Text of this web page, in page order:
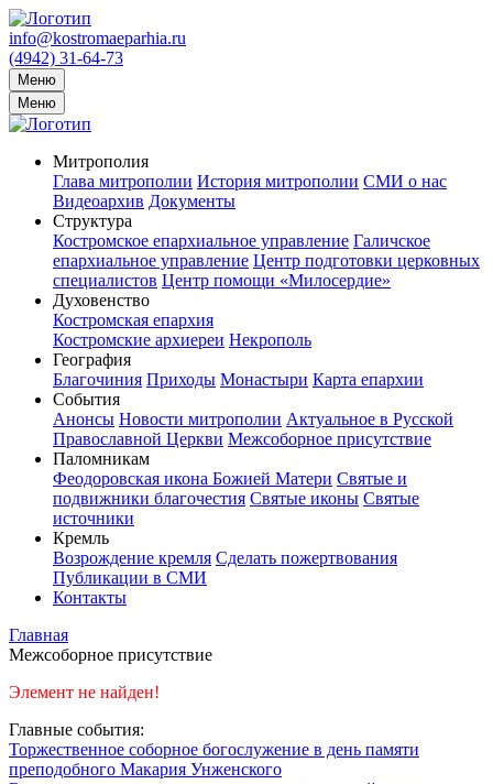
info@kostromaeparhia.ru
(4942) 31-64-73
Меню
Меню
Митрополия
Глава митрополии История митрополии СМИ о нас
Видеоархив Документы
Структура
Костромское епархиальное управление Галичское
епархиальное управление Центр подготовки церковных
специалистов Центр помощи «Милосердие»
Духовенство
Костромская епархия
Костромские архиереи Некрополь
География
Благочиния Приходы Монастыри Карта епархии
События
Анонсы Новости митрополии Актуальное в Русской
Православной Церкви Межсоборное присутствие
Паломникам
Феодоровская икона Божией Матери Святые и
подвижники благочестия Святые иконы Святые
источники
Кремль
Возрождение кремля Сделать пожертвования
Публикации в СМИ
Контакты
Главная
Межсоборное присутствие
Элемент не найден!
Главные события:
Торжественное соборное богослужение в день памяти
преподобного Макария Унженского